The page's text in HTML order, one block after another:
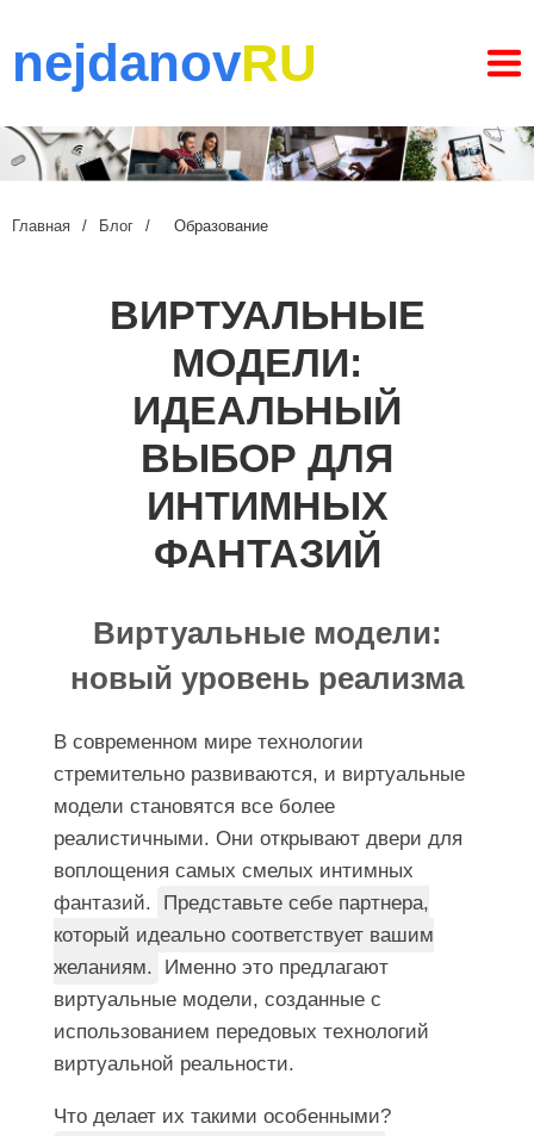
nejdanovRU
Главная / Блог / Образование
ВИРТУАЛЬНЫЕ
МОДЕЛИ:
ИДЕАЛЬНЫЙ
ВЫБОР ДЛЯ
ИНТИМНЫХ
ФАНТАЗИЙ
Виртуальные модели:
новый уровень реализма
В современном мире технологии
стремительно развиваются, и виртуальные
модели становятся все более
реалистичными. Они открывают двери для
воплощения самых смелых интимных
фантазий.
Представьте себе партнера,
который идеально соответствует вашим
желаниям.
Именно это предлагают
виртуальные модели, созданные с
использованием передовых технологий
виртуальной реальности.
Что делает их такими особенными?